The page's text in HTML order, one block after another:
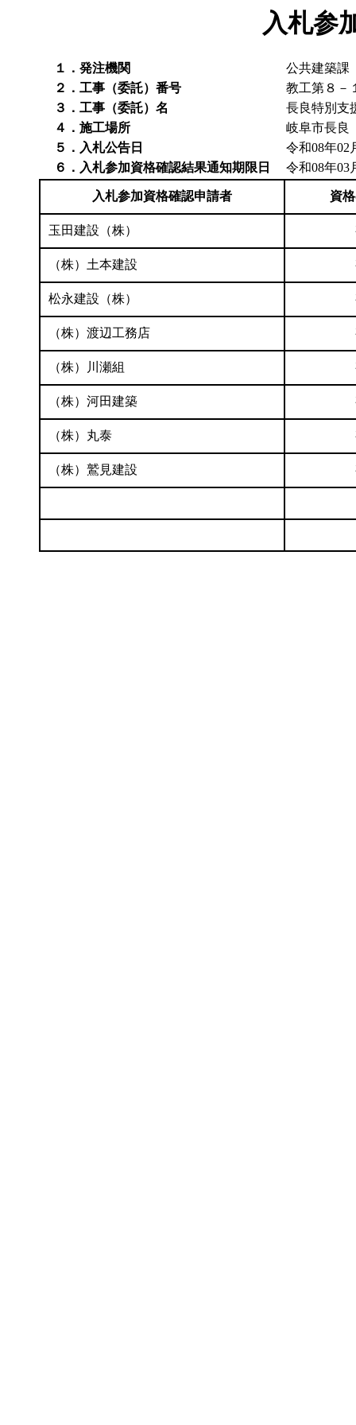
入札参
１．発注機関
公共建築課
２．工事（委託）番号
教工第８－
３．工事（委託）名
長良特別支
４．施工場所
岐阜市長
５．入札公告日
令和08年02
６．入札参加資格確認結果通知期限日
令和08年03
入札参加資格確認申請者 資
玉田建設（株）
（株）土本建設
松永建設（株）
（株）渡辺工務店
（株）川瀬組
（株）河田建築
（株）丸泰
（株）鷲見建設